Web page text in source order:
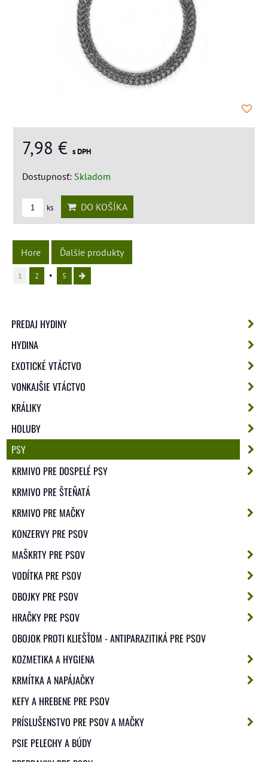
7,98 € s DPH
Dostupnosť: Skladom
ks DO KOŠÍKA
Hore Ďalšie produkty
1 2 5
PREDAJ HYDINY
HYDINA
EXOTICKÉ VTÁCTVO
VONKAJŠIE VTÁCTVO
KRÁLIKY
HOLUBY
PSY
KRMIVO PRE DOSPELÉ PSY
KRMIVO PRE ŠTEŇATÁ
KRMIVO PRE MAČKY
KONZERVY PRE PSOV
MAŠKRTY PRE PSOV
VODÍTKA PRE PSOV
OBOJKY PRE PSOV
HRAČKY PRE PSOV
OBOJOK PROTI KLIEŠŤOM - ANTIPARAZITIKÁ PRE PSOV
KOZMETIKA A HYGIENA
KRMÍTKA A NAPÁJAČKY
KEFY A HREBENE PRE PSOV
PRÍSLUŠENSTVO PRE PSOV A MAČKY
PSIE PELECHY A BÚDY